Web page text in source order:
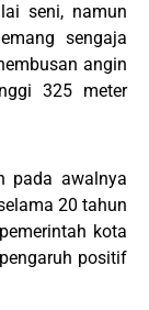
seni, namun
sengaja
angin
325 meter
pada awalnya
20 tahun
kota
positif